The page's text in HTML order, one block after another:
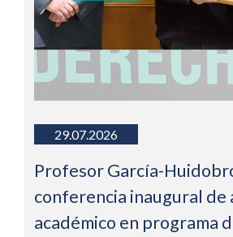
29.07.2026
Profesor García-
conferencia inaugural de
académico en programa